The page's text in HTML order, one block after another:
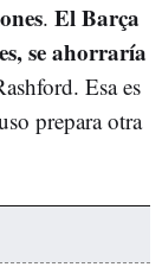
. El Barça
se ahorraría
Esa es
prepara otra